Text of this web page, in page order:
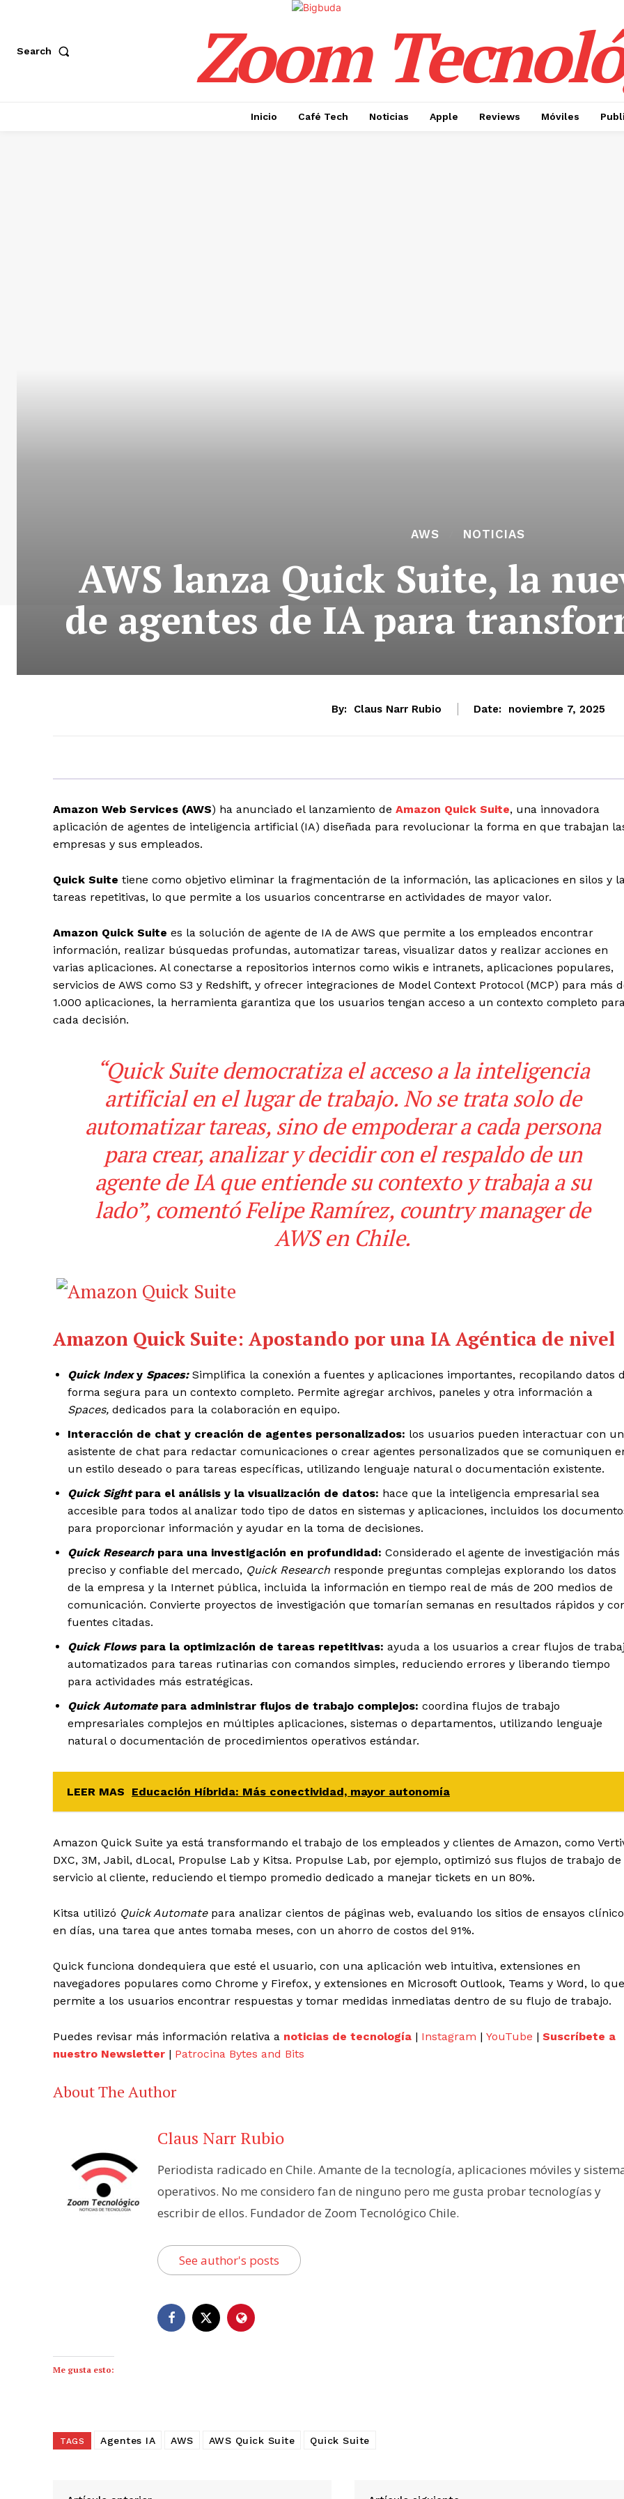
Search Zoom
Inicio Café Tech Noticias Apple Reviews Móviles
AWS NOTICIAS
AWS lanza Quick Suite, la
de agentes de IA para
By: Claus Narr Rubio Date: noviembre 7, 2025
Amazon Web Services (AWS) ha anunciado el lanzamiento de Amazon Quick Suite, una innovadora
aplicación de agentes de inteligencia artificial (IA) diseñada para revolucionar la forma en que trabajan
empresas y sus empleados.
Quick Suite tiene como objetivo eliminar la fragmentación de la información, las aplicaciones en silos y
tareas repetitivas, lo que permite a los usuarios concentrarse en actividades de mayor valor.
Amazon Quick Suite es la solución de agente de IA de AWS que permite a los empleados encontrar
información, realizar búsquedas profundas, automatizar tareas, visualizar datos y realizar acciones en
varias aplicaciones. Al conectarse a repositorios internos como wikis e intranets, aplicaciones populares,
servicios de AWS como S3 y Redshift, y ofrecer integraciones de Model Context Protocol(MCP) para más
1.000 aplicaciones, la herramienta garantiza que los usuarios tengan acceso a un contexto completo
cada decisión.
“Quick Suite democratiza el acceso a la inteligencia
artificial en el lugar de trabajo. No se trata solo de
automatizar tareas, sino de empoderar a cada persona
para crear, analizar y decidir con el respaldo de un
agente de IA que entiende su contexto y trabaja a su
lado”, comentó Felipe Ramírez, country manager de
AWS en Chile.
Amazon Quick Suite: Apostando por una IA Agéntica de nivel
Quick Indexy Spaces:Simplifica la conexión a fuentes y aplicaciones importantes, recopilando datos
forma segura para un contexto completo. Permite agregar archivos, paneles y otra información a
Spaces, dedicados para la colaboración en equipo.
Interacción de chat y creación de agentes personalizados: los usuarios pueden interactuar con un
asistente de chat para redactar comunicaciones o crear agentes personalizados que se comuniquen
un estilo deseado o para tareas específicas, utilizando lenguaje natural o documentación existente.
Quick Sightpara el análisis y la visualización de datos: hace que la inteligencia empresarial sea
accesible para todos al analizar todo tipo de datos en sistemas y aplicaciones, incluidos los
para proporcionar información y ayudar en la toma de decisiones.
Quick Researchpara una investigación en profundidad: Considerado el agente de investigación más
preciso y confiable del mercado, Quick Research responde preguntas complejas explorando los datos
de la empresa y la Internet pública, incluida la información en tiempo real de más de 200 medios de
comunicación. Convierte proyectos de investigación que tomarían semanas en resultados rápidos y
fuentes citadas.
Quick Flowspara la optimización de tareas repetitivas: ayuda a los usuarios a crear flujos de
automatizados para tareas rutinarias con comandos simples, reduciendo errores y liberando tiempo
para actividades más estratégicas.
Quick Automatepara administrar flujos de trabajo complejos: coordina flujos de trabajo
empresariales complejos en múltiples aplicaciones, sistemas o departamentos, utilizando lenguaje
natural o documentación de procedimientos operativos estándar.
LEER MAS Educación Híbrida: Más conectividad, mayor autonomía
Amazon Quick Suite ya está transformando el trabajo de los empleados y clientes de Amazon, como
DXC, 3M, Jabil, dLocal, Propulse Lab y Kitsa. Propulse Lab, por ejemplo, optimizó sus flujos de trabajo de
servicio al cliente, reduciendo el tiempo promedio dedicado a manejar tickets en un 80%.
Kitsa utilizó Quick Automatepara analizar cientos de páginas web, evaluando los sitios de ensayos
en días, una tarea que antes tomaba meses, con un ahorro de costos del 91%.
Quick funciona dondequiera que esté el usuario, con una aplicación web intuitiva, extensiones en
navegadores populares como Chrome y Firefox, y extensiones en Microsoft Outlook, Teams y Word, lo que
permite a los usuarios encontrar respuestas y tomar medidas inmediatas dentro de su flujo de trabajo.
Puedes revisar más información relativa a noticias de tecnología | Instagram | YouTube | Suscríbete a
nuestro Newsletter | Patrocina Bytes and Bits
About The Author
Claus Narr Rubio
Periodista radicado en Chile. Amante de la tecnología, aplicaciones móviles y
operativos. No me considero fan de ninguno pero me gusta probar tecnologías y
escribir de ellos. Fundador de Zoom Tecnológico Chile.
See author's posts
Me gusta esto:
TAGS Agentes IA AWS AWS Quick Suite Quick Suite